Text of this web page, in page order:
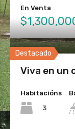
En Venta
Destacado
Viva en un
Habitacións
3